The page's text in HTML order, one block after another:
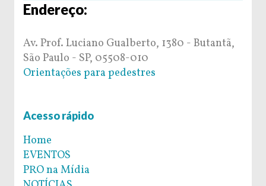
Endereço:
Av. Prof. Luciano Gualberto, 1380 - Butantã,
São Paulo - SP, 05508-010
Orientações para pedestres
Acesso rápido
Home
EVENTOS
PRO na Mídia